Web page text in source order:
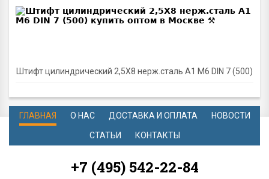
Штифт цилиндрический 2,5Х8 нерж.сталь A1 M6 DIN 7 (500)
ГЛАВНАЯ О НАС ДОСТАВКА И ОПЛАТА НОВОСТИ
СТАТЬИ КОНТАКТЫ
+7 (495) 542-22-84